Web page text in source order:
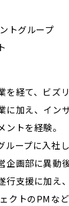
トグループ
経て、ビズ
に加え、イン
トを経験。
ループに入社
企画部に異動
行支援に加え
クトのPMな